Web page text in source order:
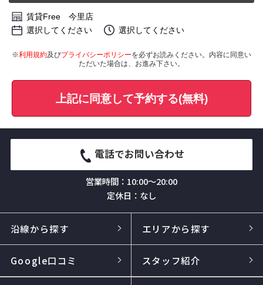
賃貸Free 今里店
選択してください
選択してください
※利用規約及びプライバシーポリシーを必ずお読みください。内容に同意い
ただいた場合は、お進み下さい。
上記に同意して予約する(無料)
電話でお問い合わせ
営業時間：10:00～20:00
定休日：なし
沿線から探す エリアから探す
Google口コミ スタッフ紹介